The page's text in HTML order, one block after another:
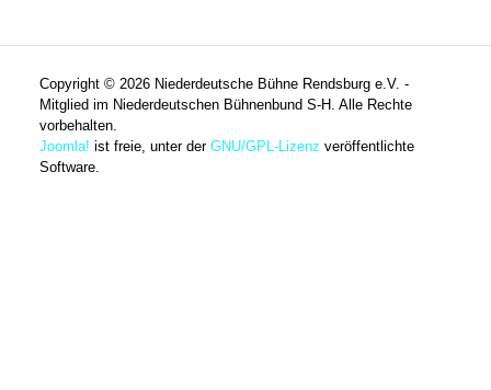
Copyright © 2026 Niederdeutsche Bühne Rendsburg e.V. -
Mitglied im Niederdeutschen Bühnenbund S-H. Alle Rechte
vorbehalten.
Joomla! ist freie, unter derGNU/GPL-Lizenz veröffentlichte
Software.